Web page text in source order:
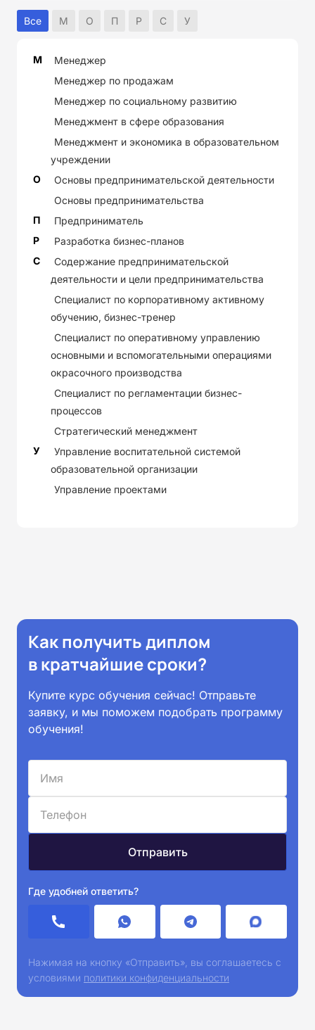
Все М О П Р С У
М
Менеджер
Менеджер по продажам
Менеджер по социальному развитию
Менеджмент в сфере образования
Менеджмент и экономика в образовательном
учреждении
О
Основы предпринимательской деятельности
Основы предпринимательства
П
Предприниматель
Р
Разработка бизнес-планов
С
Содержание предпринимательской
деятельности и цели предпринимательства
Специалист по корпоративному активному
обучению, бизнес-тренер
Специалист по оперативному управлению
основными и вспомогательными операциями
окрасочного производства
Специалист по регламентации бизнес-
процессов
Стратегический менеджмент
У
Управление воспитательной системой
образовательной организации
Управление проектами
Как получить диплом
в кратчайшие сроки?
Купите курс обучения сейчас! Отправьте
заявку, и мы поможем подобрать программу
обучения!
Где удобней ответить?
Нажимая на кнопку «Отправить», вы соглашаетесь с
условиями политики конфиденциальности